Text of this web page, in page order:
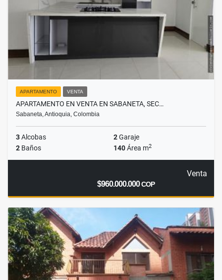
APARTAMENTO VENTA
APARTAMENTO EN VENTA EN SABANETA, SEC…
Sabaneta, Antioquia, Colombia
3Alcobas 2Garaje
2 Baños 140Área m2
Venta
$960.000.000COP